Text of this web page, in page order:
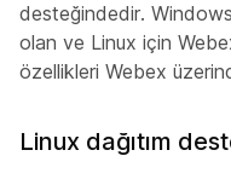
desteğindedir.
olan ve Linux için
özellikleri Webex
Linux dağıtım